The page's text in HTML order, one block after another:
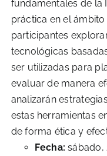
fundamentales de la
práctica en el
participantes
tecnológicas
ser utilizadas para
evaluar de manera
analizarán
estas herramientas
de forma ética y
Fecha:sábado,